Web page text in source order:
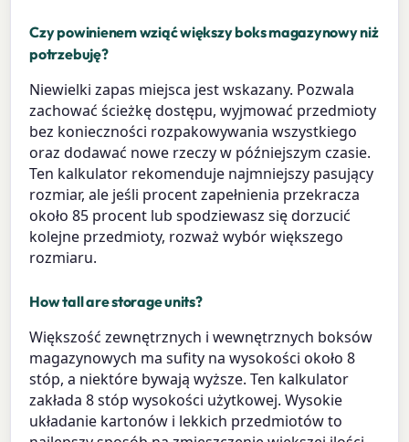
Czy powinienem wziąć większy boks magazynowy niż
potrzebuję?
Niewielki zapas miejsca jest wskazany. Pozwala
zachować ścieżkę dostępu, wyjmować przedmioty
bez konieczności rozpakowywania wszystkiego
oraz dodawać nowe rzeczy w późniejszym czasie.
Ten kalkulator rekomenduje najmniejszy pasujący
rozmiar, ale jeśli procent zapełnienia przekracza
około 85 procent lub spodziewasz się dorzucić
kolejne przedmioty, rozważ wybór większego
rozmiaru.
How tall are storage units?
Większość zewnętrznych i wewnętrznych boksów
magazynowych ma sufity na wysokości około 8
stóp, a niektóre bywają wyższe. Ten kalkulator
zakłada 8 stóp wysokości użytkowej. Wysokie
układanie kartonów i lekkich przedmiotów to